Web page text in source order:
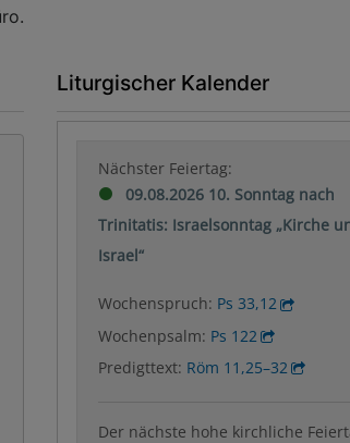
Liturgischer Kalender
Nächster Feiertag:
09.08.2026 10. Sonntag nach
Trinitatis: Israelsonntag „Kirche
Israel“
Wochenspruch: Ps 33,12
Wochenpsalm: Ps 122
Predigttext: Röm 11,25–32
Der nächste hohe kirchliche